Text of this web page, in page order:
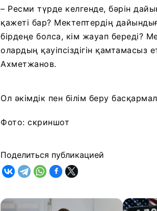
– Ресми түрде келгенде, бәрін
қажеті бар? Мектептердің
бірдеңе болса, кім жауап береді?
олардың қауіпсіздігін қамтамасыз
Ахметжанов.
Ол әкімдік пен білім беру
Фото: скриншот
Поделиться публикацией